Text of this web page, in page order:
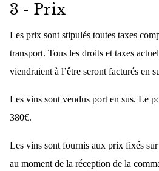
3 - Prix
Les prix sont stipulés toutes taxes
transport. Tous les droits et taxes
viendraient à l’être seront facturés en
Les vins sont vendus port en sus. Le
380€.
Les vins sont fournis aux prix fixés
au moment de la réception de la